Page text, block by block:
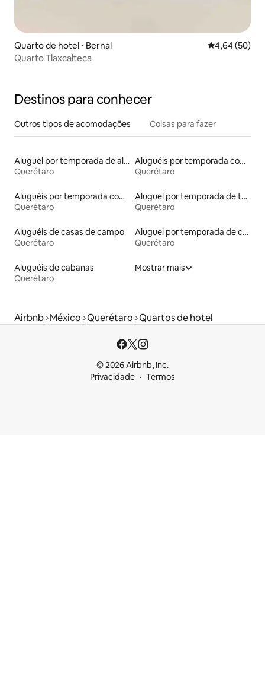
Quarto de hotel ⋅ Bernal 4,64 de uma
4,64 (50)
Quarto Tlaxcalteca
Destinos para conhecer
Outros tipos de acomodações Coisas para fazer
Aluguel por temporada de alojamentos ecológicos
Querétaro
Aluguéis por temporada com banheira de hidromassagem
Querétaro
Aluguéis por temporada com banheiro para PCD
Querétaro
Aluguel por temporada de tendas
Querétaro
Aluguéis de casas de campo
Querétaro
Aluguel por temporada de casas de hóspedes
Querétaro
Aluguéis de cabanas
Querétaro
Mostrar mais
Airbnb México Querétaro Quartos de hotel
© 2026 Airbnb, Inc.
Privacidade
Termos